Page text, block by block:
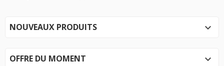
NOUVEAUX PRODUITS 
OFFRE DU MOMENT 